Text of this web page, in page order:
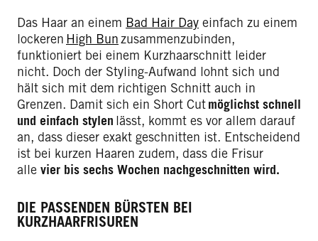
Das Haar an einem Bad Hair Day einfach zu einem
lockeren High Bunzusammenzubinden,
funktioniert bei einem Kurzhaarschnitt leider
nicht. Doch der Styling-Aufwand lohnt sich und
hält sich mit dem richtigen Schnitt auch in
Grenzen. Damit sich ein Short Cutmöglichst schnell
und einfach stylen lässt, kommt es vor allem darauf
an, dass dieser exakt geschnitten ist. Entscheidend
ist bei kurzen Haaren zudem, dass die Frisur
alle vier bis sechs Wochen nachgeschnitten wird.
DIE PASSENDEN BÜRSTEN BEI
KURZHAARFRISUREN